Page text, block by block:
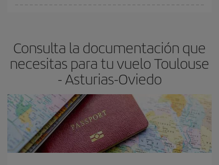
avión más baratos te saldrán. Además, si buscas los vuelos con
las fechas y los horarios del viaje un poco abiertos, podráselegir
el precio más barato.
Consulta la documentación que
necesitas para tu vuelo Toulouse
- Asturias-Oviedo